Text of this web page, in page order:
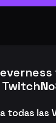
todas las